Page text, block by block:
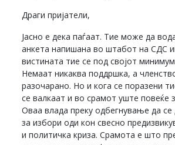
Драги пријатели,
Јасно е дека паѓаат. Тие може да
анкета напишана во штабот на СДС
вистината тие се под својот
Немаат никаква поддршка, а
разочарано. Но и кога се поразени
се валкаат и во срамот уште повеќе
Оваа влада преку одбегнување да
за избори оди кон свесно
и политичка криза. Срамота е што